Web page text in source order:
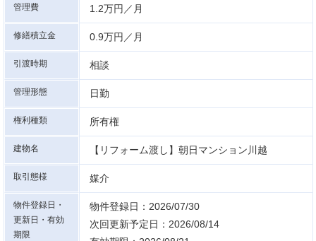
管理費 1.2万円／月
修繕積立金 0.9万円／月
引渡時期 相談
管理形態 日勤
権利種類 所有権
建物名 【リフォーム渡し】朝日マンション川越
取引態様 媒介
物件登録日・
更新日・有効
期限
物件登録日：2026/07/30
次回更新予定日：2026/08/14